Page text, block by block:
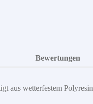
Bewertungen
aus wetterfestem